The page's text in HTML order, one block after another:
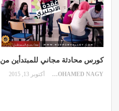
كورس محادثة مجاني للمبتدأين من British Council
MOHAMED NAGY أكتوبر 13, 2015